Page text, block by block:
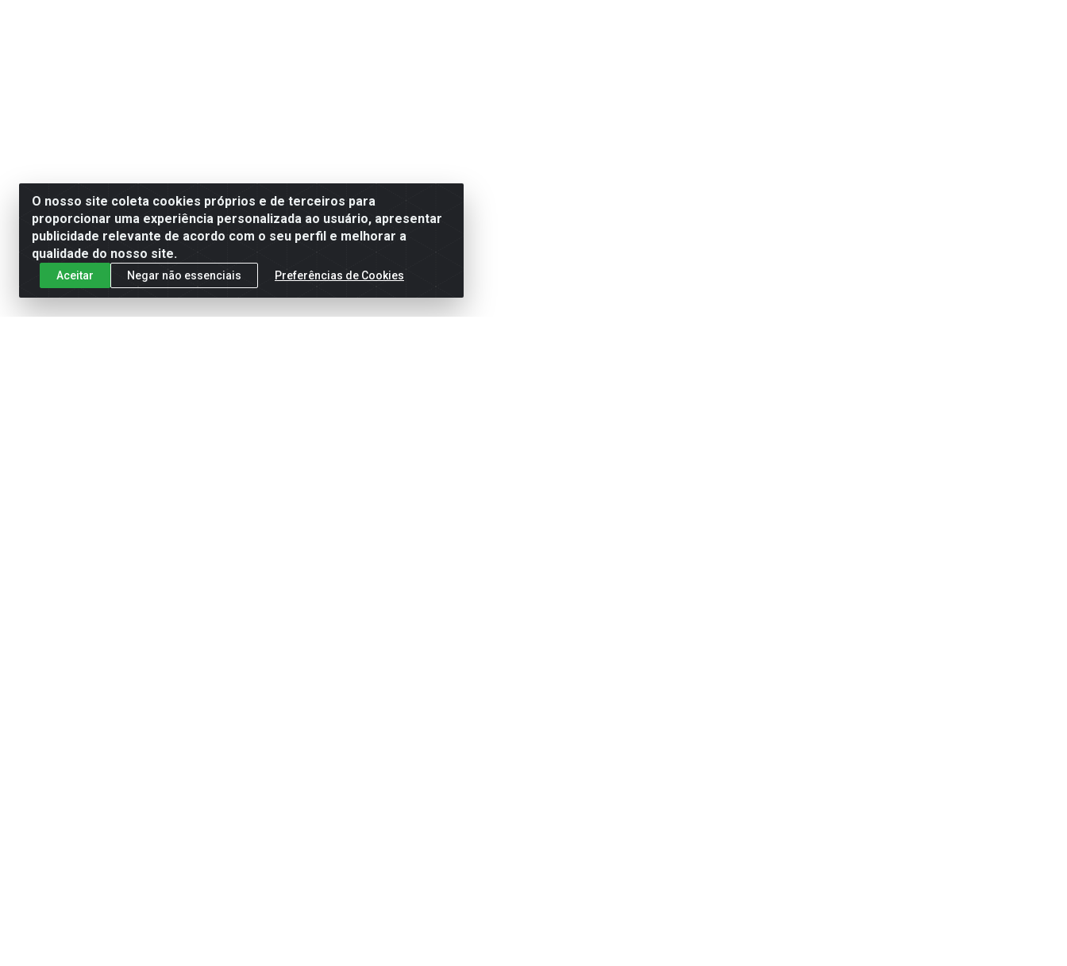
O nosso site coleta cookies próprios e de terceiros para
proporcionar uma experiência personalizada ao usuário, apresentar
publicidade relevante de acordo com o seu perfil e melhorar a
qualidade do nosso site.
Aceitar Negar não essenciais Preferências de Cookies